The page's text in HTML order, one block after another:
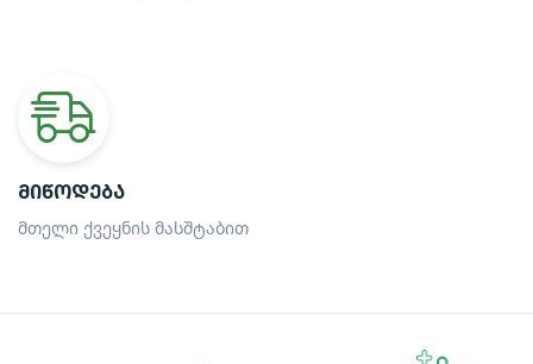
ᲛᲘᲬᲝᲓᲔᲑᲐ
მთელი ქვეყნის მასშტაბით